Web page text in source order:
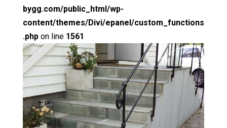
bygg.com/public_html/wp-
content/themes/Divi/epanel/custom_functions
.phpon line 1561